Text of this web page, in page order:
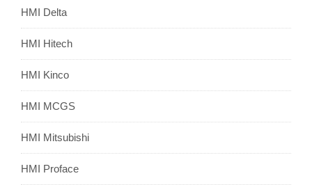
HMI Delta
HMI Hitech
HMI Kinco
HMI MCGS
HMI Mitsubishi
HMI Proface